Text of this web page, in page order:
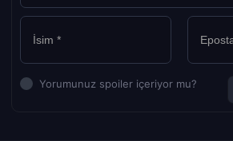
Yorumunuz spoiler içeriyor mu?